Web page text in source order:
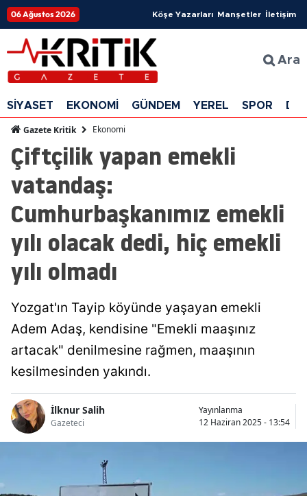
06 Ağustos 2026 Köşe Yazarları Manşetler İletişim
Ara
SİYASET EKONOMİ GÜNDEM YEREL SPOR
Gazete Kritik Ekonomi
Çiftçilik yapan emekli
vatandaş:
Cumhurbaşkanımız emekli
yılı olacak dedi, hiç emekli
yılı olmadı
Yozgat'ın Tayip köyünde yaşayan emekli
Adem Adaş, kendisine "Emekli maaşınız
artacak" denilmesine rağmen, maaşının
kesilmesinden yakındı.
İlknur Salih
Gazeteci
Yayınlanma
12 Haziran 2025 - 13:54